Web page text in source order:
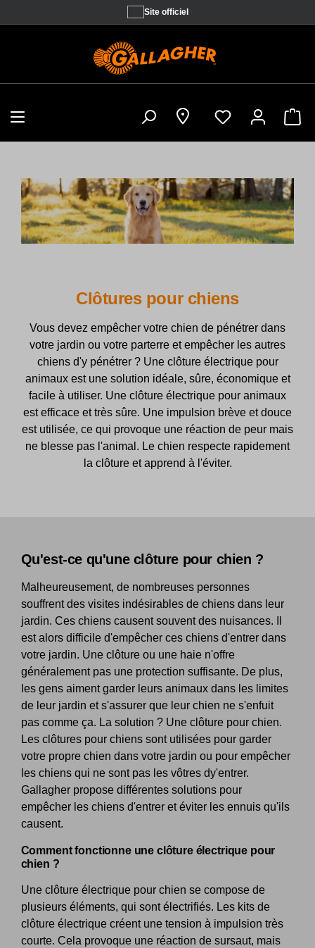
Site officiel
Clôtures pour chiens
Vous devez empêcher votre chien de pénétrer dans
votre jardin ou votre parterre et empêcher les autres
chiens d'y pénétrer ? Une clôture électrique pour
animaux est une solution idéale, sûre, économique et
facile à utiliser. Une clôture électrique pour animaux
est efficace et très sûre. Une impulsion brève et douce
est utilisée, ce qui provoque une réaction de peur mais
ne blesse pas l'animal. Le chien respecte rapidement
la clôture et apprend à l'éviter.
Qu'est-ce qu'une clôture pour chien ?
Malheureusement, de nombreuses personnes
souffrent des visites indésirables de chiens dans leur
jardin. Ces chiens causent souvent des nuisances. Il
est alors difficile d'empêcher ces chiens d'entrer dans
votre jardin. Une clôture ou une haie n'offre
généralement pas une protection suffisante. De plus,
les gens aiment garder leurs animaux dans les limites
de leur jardin et s'assurer que leur chien ne s'enfuit
pas comme ça. La solution ? Une clôture pour chien.
Les clôtures pour chiens sont utilisées pour garder
votre propre chien dans votre jardin ou pour empêcher
les chiens qui ne sont pas les vôtres dy'entrer.
Gallagher propose différentes solutions pour
empêcher les chiens d'entrer et éviter les ennuis qu'ils
causent.
Comment fonctionne une clôture électrique pour
chien ?
Une clôture électrique pour chien se compose de
plusieurs éléments, qui sont électrifiés. Les kits de
clôture électrique créent une tension à impulsion très
courte. Cela provoque une réaction de sursaut, mais